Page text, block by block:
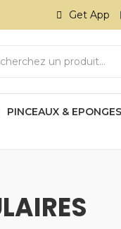
Get App
PINCEAUX & EPONGES